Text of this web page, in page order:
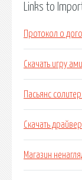
Links to
Протокол о
Скачать игру
Пасьянс
Скачать
Магазин